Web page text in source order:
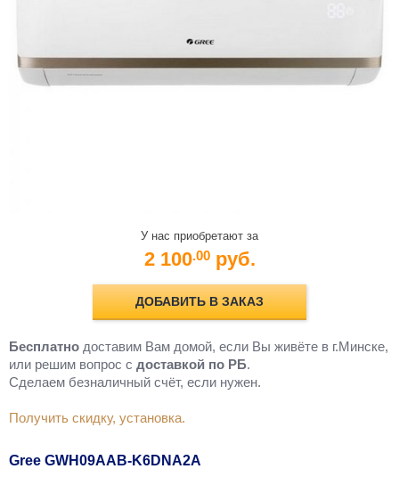
У нас приобретают за
2 100.00 руб.
ДОБАВИТЬ В ЗАКАЗ
Бесплатно доставим Вам домой, если Вы живёте в г.Минске,
или решим вопрос с доставкой по РБ.
Cделаем безналичный счёт, если нужен.
Получить скидку, установка.
Gree GWH09AAB-K6DNA2A